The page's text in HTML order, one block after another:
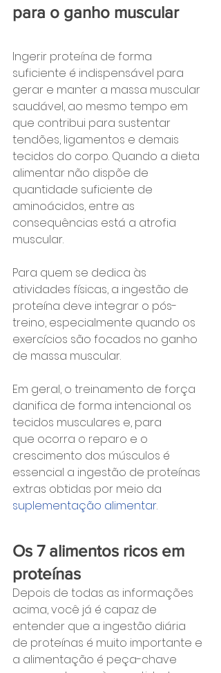
para o ganho muscular
Ingerir proteína de forma
suficiente é indispensável para
gerar e manter a massa muscular
saudável, ao mesmo tempo em
que contribui para sustentar
tendões, ligamentos e demais
tecidos do corpo. Quando a dieta
alimentar não dispõe de
quantidade suficiente de
aminoácidos, entre as
consequências está a atrofia
muscular.
Para quem se dedica às
atividades físicas, a ingestão de
proteína deve integrar o pós-
treino, especialmente quando os
exercícios são focados no ganho
de massa muscular.
Em geral, o treinamento de força
danifica de forma intencional os
tecidos musculares e, para
que ocorra o reparo e o
crescimento dos músculos é
essencial a ingestão de proteínas
extras obtidas por meio da
suplementação alimentar.
Os 7 alimentos ricos em
proteínas
Depois de todas as informações
acima, você já é capaz de
entender que a ingestão diária
de proteínas é muito importante e
a alimentação é peça-chave